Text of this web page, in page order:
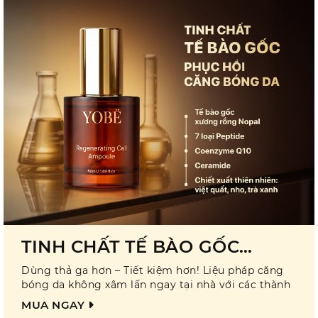
TINH CHẤT TẾ BÀO GỐC
PHIÊN BẢN MỚI
Dùng thả ga hơn – Tiết kiệm hơn! Liệu pháp căng
bóng da không xâm lấn ngay tại nhà với các thành
phần chính là tế bào gốc từ xương rồng Nopal, 7
loại peptide, Ceramide và các chiết xuất từ thiên
MUA NGAY